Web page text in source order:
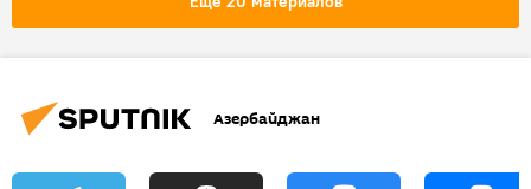
Азербайджан